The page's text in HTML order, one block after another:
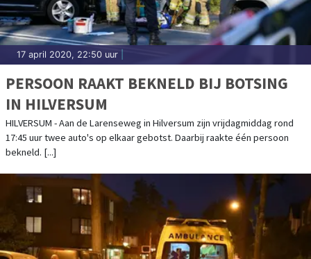
17 april 2020, 22:50 uur
PERSOON RAAKT BEKNELD BIJ BOTSING
IN HILVERSUM
HILVERSUM - Aan de Larenseweg in Hilversum zijn vrijdagmiddag rond
17:45 uur twee auto's op elkaar gebotst. Daarbij raakte één persoon
bekneld. [...]